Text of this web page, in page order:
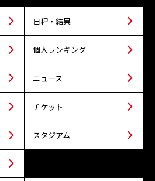
日程・結果
個人ランキング
ニュース
チケット
スタジアム